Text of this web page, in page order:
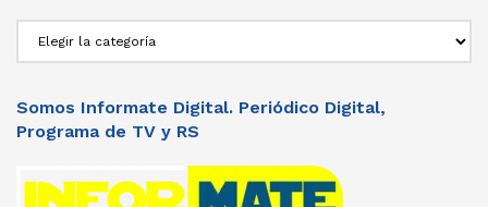
Somos Informate Digital. Periódico Digital,
Programa de TV y RS